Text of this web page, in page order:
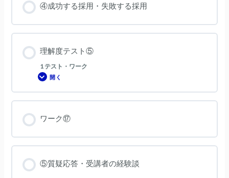
④成功する採用・失敗する採用
理解度テスト⑤
1 テスト・ワーク
開く
理
度
テ
⑤
ワーク⑰
⑤質疑応答・受講者の経験談